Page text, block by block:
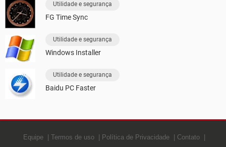
Utilidade e segurança
FG Time Sync
Utilidade e segurança
Windows Installer
Utilidade e segurança
Baidu PC Faster
Equipe Termos de uso Política de Privacidade Contato